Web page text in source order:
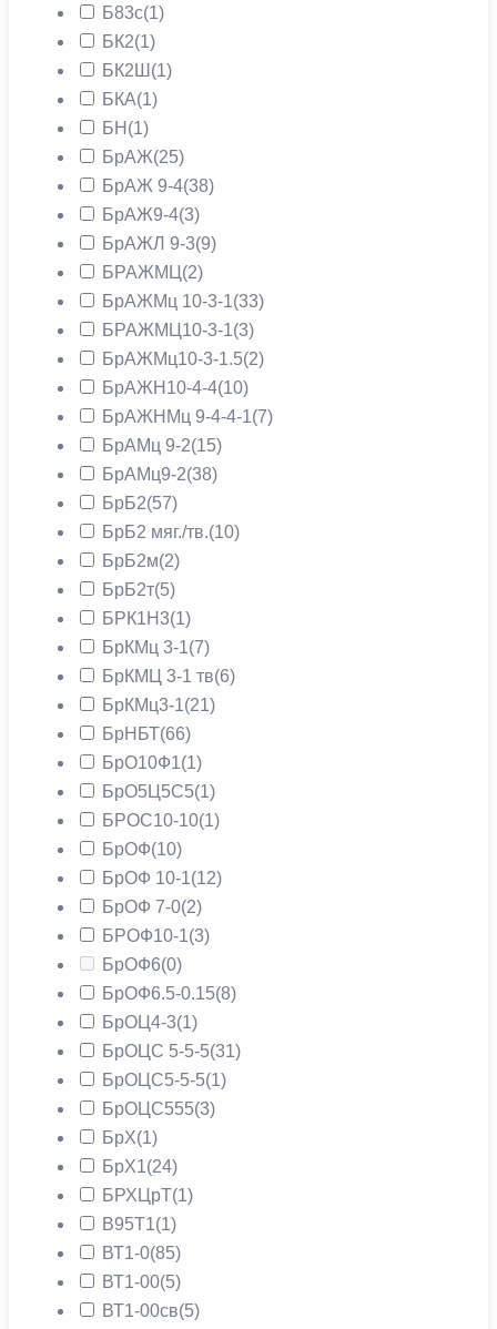
Б83с(1)
БК2(1)
БК2Ш (1)
БКА(1)
БН (1)
БрАЖ(25)
БрАЖ 9-4(38)
БрАЖ9-4(3)
БрАЖЛ 9-3(9)
БРАЖМЦ (2)
БрАЖМц 10-3-1(33)
БРАЖМЦ10-3-1(3)
БрАЖМц10-3-1.5(2)
БрАЖН10-4-4(10)
БрАЖНМц 9-4-4-1(7)
БрАМц 9-2(15)
БрАМц9-2(38)
БрБ2(57)
БрБ2 мяг./тв.(10)
БрБ2м(2)
БрБ2т(5)
БРК1Н3(1)
БрКМц 3-1(7)
БрКМЦ 3-1 тв(6)
БрКМц3-1(21)
БрНБТ(66)
БрО10Ф1(1)
БрО5Ц5С5(1)
БРОС10-10(1)
БрОФ(10)
БрОФ 10-1(12)
БрОФ 7-0(2)
БРОФ10-1(3)
БрОФ6(0)
БрОФ6.5-0.15(8)
БрОЦ4-3(1)
БрОЦС 5-5-5(31)
БрОЦС5-5-5(1)
БрОЦС555(3)
БрХ(1)
БрХ1(24)
БРХЦрТ(1)
В95Т1(1)
ВТ1-0(85)
ВТ1-00(5)
ВТ1-00св(5)